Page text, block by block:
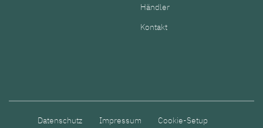
Händler
Kontakt
Datenschutz Impressum Cookie-Setup